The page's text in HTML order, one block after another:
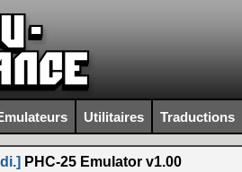
Utilitaires Traductions
PHC-25 Emulator v1.00